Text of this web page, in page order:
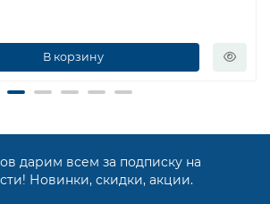
В корзину
дарим всем за подписку на
Новинки, скидки, акции.